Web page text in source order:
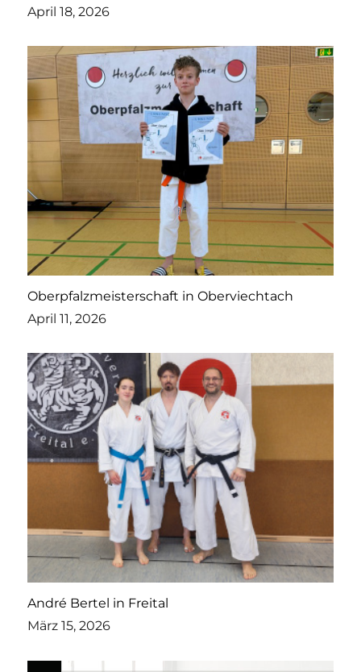
April 18, 2026
Oberpfalzmeisterschaft in Oberviechtach
April 11, 2026
André Bertel in Freital
März 15, 2026